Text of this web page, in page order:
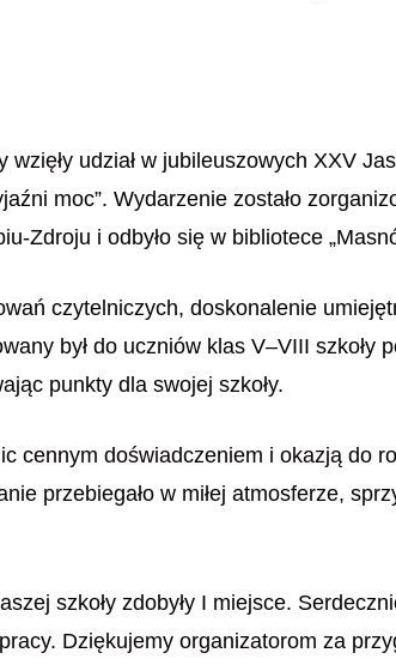
wzięły udział w jubileuszowych XXV
moc”. Wydarzenie zostało
Zdroju i odbyło się w bibliotece
czytelniczych, doskonalenie
był do uczniów klas V–VIII szkoły
punkty dla swojej szkoły.
cennym doświadczeniem i okazją do
przebiegało w miłej atmosferze,
szkoły zdobyły I miejsce.
Dziękujemy organizatorom za